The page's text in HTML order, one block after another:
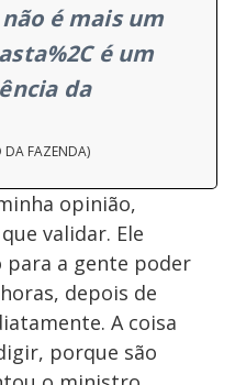
é mais um
é um
da
DA FAZENDA)
opinião,
validar. Ele
para a gente poder
depois de
A coisa
porque são